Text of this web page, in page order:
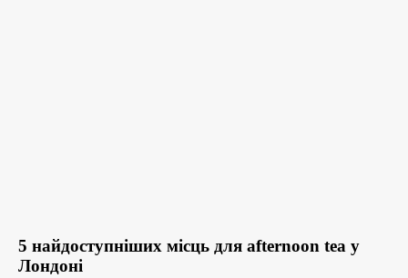
5 найдоступніших місць для afternoon tea у
Лондоні